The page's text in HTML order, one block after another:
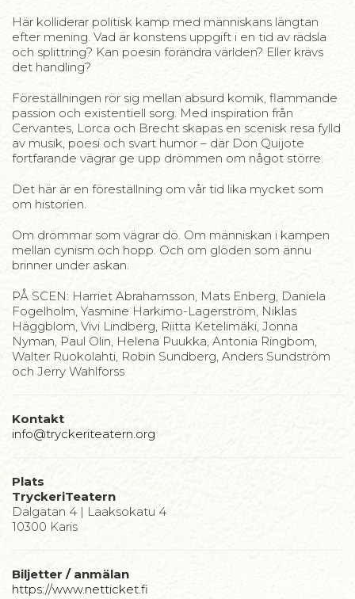
Här kolliderar politisk kamp med människans längtan
efter mening. Vad är konstens uppgift i en tid av rädsla
och splittring? Kan poesin förändra världen? Eller krävs
det handling?
Föreställningen rör sig mellan absurd komik, flammande
passion och existentiell sorg. Med inspiration från
Cervantes, Lorca och Brecht skapas en scenisk resa fylld
av musik, poesi och svart humor – där Don Quijote
fortfarande vägrar ge upp drömmen om något större.
Det här är en föreställning om vår tid lika mycket som
om historien.
Om drömmar som vägrar dö. Om människan i kampen
mellan cynism och hopp. Och om glöden som ännu
brinner under askan.
PÅ SCEN: Harriet Abrahamsson, Mats Enberg, Daniela
Fogelholm, Yasmine Harkimo-Lagerström, Niklas
Häggblom, Vivi Lindberg, Riitta Ketelimäki, Jonna
Nyman, Paul Olin, Helena Puukka, Antonia Ringbom,
Walter Ruokolahti, Robin Sundberg, Anders Sundström
och Jerry Wahlforss
Kontakt
info@tryckeriteatern.org
Plats
TryckeriTeatern
Dalgatan 4 | Laaksokatu 4
10300 Karis
Biljetter / anmälan
https://www.netticket.fi